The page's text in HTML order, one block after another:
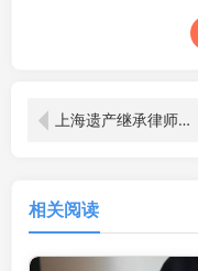
上海遗产继承律师解析：儿子继承父母遗产，儿媳是否有份？
相关阅读